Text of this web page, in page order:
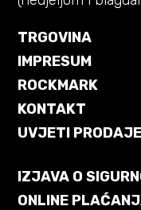
TRGOVINA
IMPRESUM
ROCKMARK
KONTAKT
UVJETI PRODAJE
IZJAVA O
ONLINE